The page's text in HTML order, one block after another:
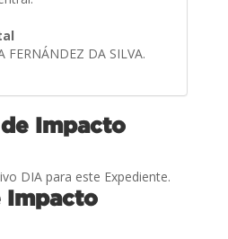
FERNÁNDEZ DA SILVA.
Impacto
DIA para este Expediente.
Impacto